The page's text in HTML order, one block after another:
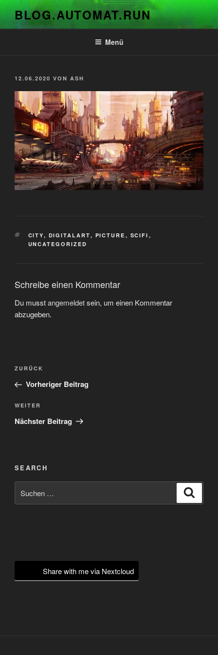
Zum
Inhalt
springen
BLOG.AUTOMAT.RUN
Menü
VERÖFFENTLICHT
12.06.2020 VON ASH
SCHLAGWÖRTER
CITY, DIGITALART, PICTURE , SCIFI ,
UNCATEGORIZED
Schreibe einen Kommentar
Du musstangemeldetsein, um einen Kommentar
abzugeben.
Beitragsnavigation
Vorheriger
Beitrag
ZURÜCK
Vorheriger Beitrag
Nächster
Beitrag
WEITER
Nächster Beitrag
SEARCH
nach:
Share with me via Nextcloud